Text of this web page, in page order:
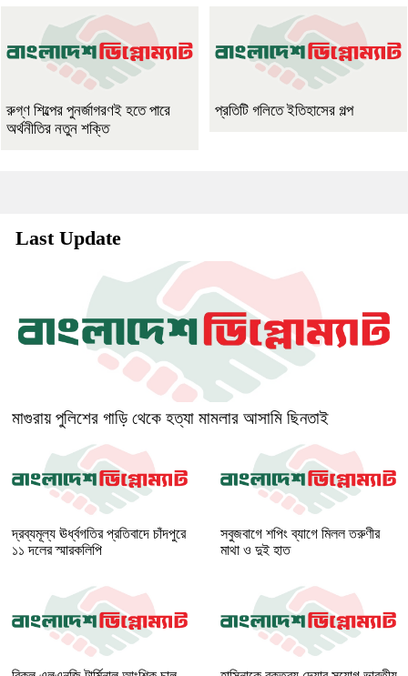
রুগ্ণ শিল্পের পুনর্জাগরণই হতে পারে
অর্থনীতির নতুন শক্তি
প্রতিটি গলিতে ইতিহাসের গল্প
Last Update
মাগুরায় পুলিশের গাড়ি থেকে হত্যা মামলার আসামি ছিনতাই
দ্রব্যমূল্য ঊর্ধ্বগতির প্রতিবাদে চাঁদপুরে
১১ দলের স্মারকলিপি
সবুজবাগে শপিং ব্যাগে মিলল তরুণীর
মাথা ও দুই হাত